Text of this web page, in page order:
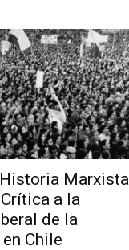
Marxista
a la
de la
Chile